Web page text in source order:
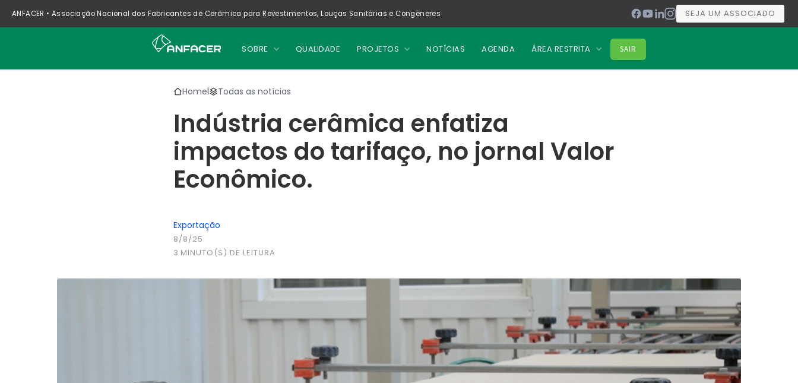
ANFACER • Associação Nacional dos Fabricantes de Cerâmica para Revestimentos, Louças Sanitárias e Congêneres SEJA UM ASSOCIADO
SOBRE QUALIDADE PROJETOS NOTÍCIAS AGENDA ÁREA RESTRITA SAIR
Home| Todas as notícias
Indústria cerâmica enfatiza
impactos do tarifaço, no jornal Valor
Econômico.
Exportação
8/8/25
3 MINUTO(S) DE LEITURA